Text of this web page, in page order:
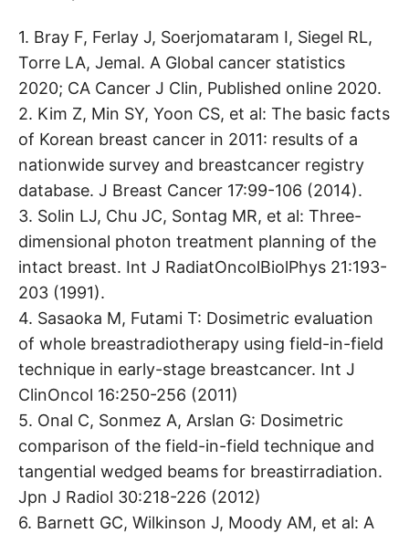
1. Bray F, Ferlay J, Soerjomataram I, Siegel RL,
Torre LA, Jemal. A Global cancer statistics
2020; CA Cancer J Clin, Published online 2020.
2. Kim Z, Min SY, Yoon CS, et al: The basic facts
of Korean breast cancer in 2011: results of a
nationwide survey and breastcancer registry
database. J Breast Cancer 17:99-106 (2014).
3. Solin LJ, Chu JC, Sontag MR, et al: Three-
dimensional photon treatment planning of the
intact breast. Int J RadiatOncolBiolPhys 21:193-
203 (1991).
4. Sasaoka M, Futami T: Dosimetric evaluation
of whole breastradiotherapy using field-in-field
technique in early-stage breastcancer. Int J
ClinOncol 16:250-256 (2011)
5. Onal C, Sonmez A, Arslan G: Dosimetric
comparison of the field-in-field technique and
tangential wedged beams for breastirradiation.
Jpn J Radiol 30:218-226 (2012)
6. Barnett GC, Wilkinson J, Moody AM, et al: A